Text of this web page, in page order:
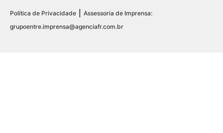
Política de Privacidade | Assessoria de Imprensa:
grupoentre.imprensa@agenciafr.com.br